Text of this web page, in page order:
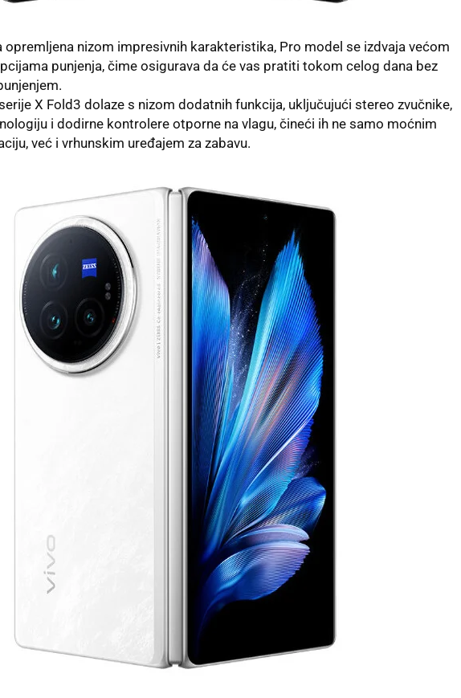
opremljena nizom impresivnih karakteristika, Pro model se izdvaja većom
punjenja, čime osigurava da će vas pratiti tokom celog dana bez
X Fold3 dolaze s nizom dodatnih funkcija, uključujući stereo zvučnike,
i dodirne kontrolere otporne na vlagu, čineći ih ne samo moćnim
već i vrhunskim uređajem za zabavu.